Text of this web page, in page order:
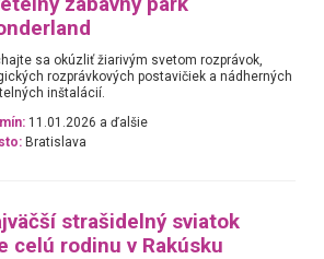
sa okúzliť žiarivým svetom rozprávok,
rozprávkových postavičiek a nádherných
inštalácií.
11.01.2026 a ďalšie
Bratislava
strašidelný sviatok
celú rodinu v Rakúsku